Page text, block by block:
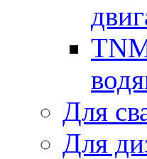
Для
Для